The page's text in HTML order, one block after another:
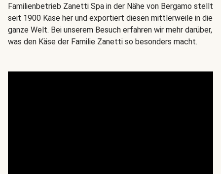
Familienbetrieb Zanetti Spa in der Nähe von Bergamo stellt
seit 1900 Käse her und exportiert diesen mittlerweile in die
ganze Welt. Bei unserem Besuch erfahren wir mehr darüber,
was den Käse der Familie Zanetti so besonders macht.